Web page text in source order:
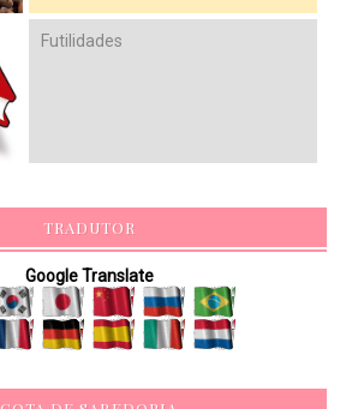
Futilidades
TRADUTOR
Google Translate